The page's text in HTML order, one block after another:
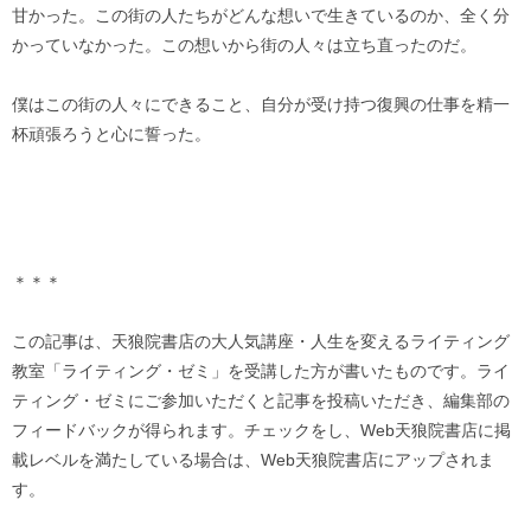
甘かった。この街の人たちがどんな想いで生きているのか、全く分
かっていなかった。この想いから街の人々は立ち直ったのだ。
僕はこの街の人々にできること、自分が受け持つ復興の仕事を精一
杯頑張ろうと心に誓った。
＊＊＊
この記事は、天狼院書店の大人気講座・人生を変えるライティング
教室「ライティング・ゼミ」を受講した方が書いたものです。ライ
ティング・ゼミにご参加いただくと記事を投稿いただき、編集部の
フィードバックが得られます。チェックをし、Web天狼院書店に掲
載レベルを満たしている場合は、Web天狼院書店にアップされま
す。